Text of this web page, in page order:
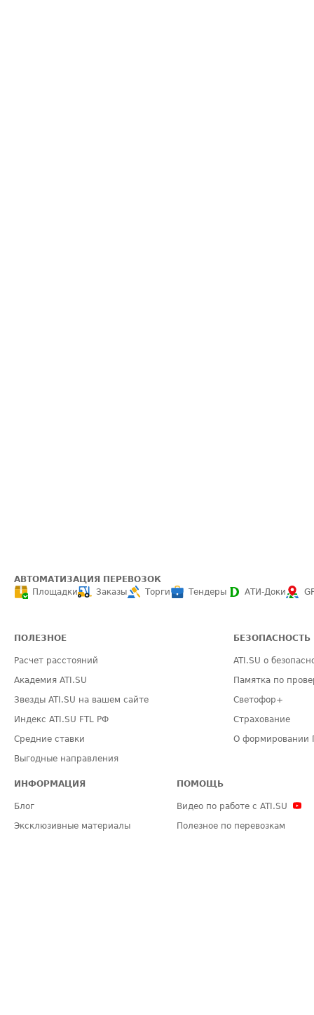
АВТОМАТИЗАЦИЯ ПЕРЕВОЗОК
Площадки
Заказы Торги Тендеры АТИ-Доки
ПОЛЕЗНОЕ
Расчет расстояний
Академия ATI.SU
Звезды ATI.SU на вашем сайте
Индекс ATI.SU FTL РФ
Средние ставки
Выгодные направления
БЕЗОПАСНОСТЬ
ATI.SU о
Памятка по
Светофор+
Страхование
О формировании
ИНФОРМАЦИЯ
Блог
Эксклюзивные материалы
ПОМОЩЬ
Видео по работе с ATI.SU
Полезное по перевозкам